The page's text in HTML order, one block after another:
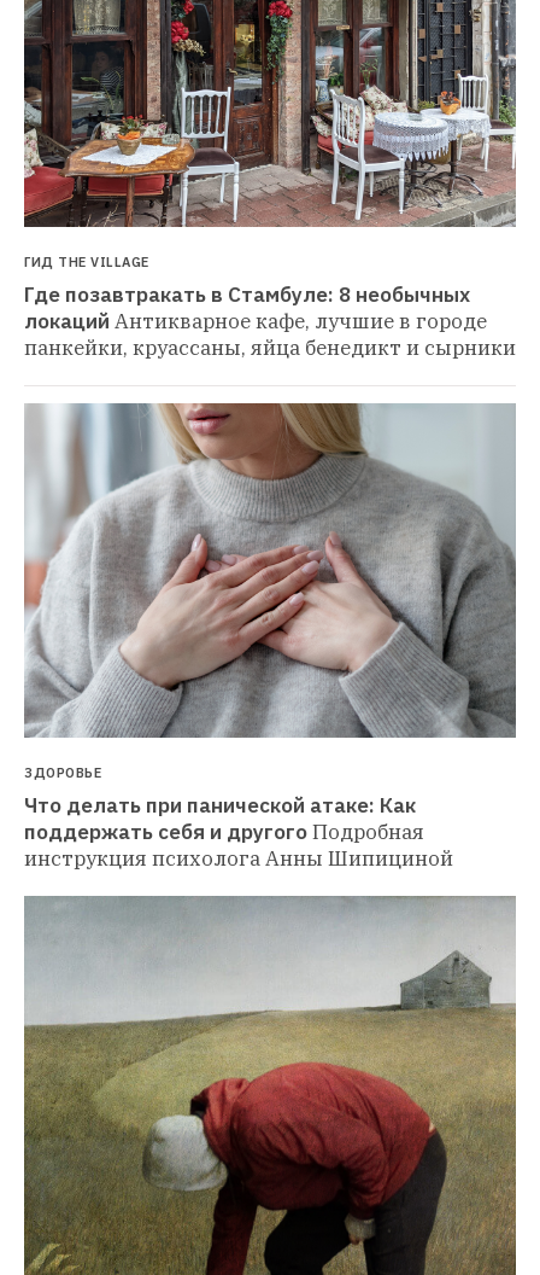
ГИД THE VILLAGE
Где позавтракать в Стамбуле: 8 необычных
локаций Антикварное кафе, лучшие в городе
панкейки, круассаны, яйца бенедикт и сырники
ЗДОРОВЬЕ
Что делать при панической атаке: Как
поддержать себя и другогоПодробная
инструкция психолога Анны Шипициной